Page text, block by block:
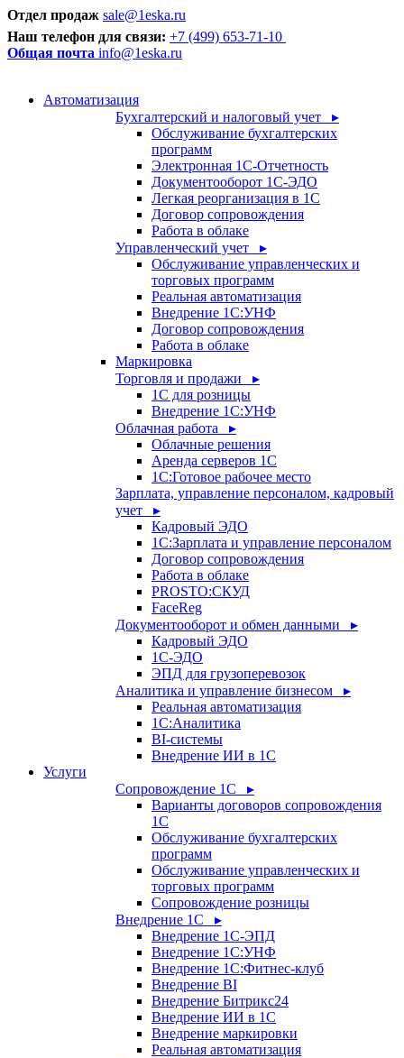
Отдел продаж sale@1eska.ru
Наш телефон для связи: +7 (499) 653-71-10
Общая почта info@1eska.ru
Автоматизация
Бухгалтерский и налоговый учет ▸
Обслуживание бухгалтерских
программ
Электронная 1С-Отчетность
Документооборот 1С-ЭДО
Легкая реорганизация в 1С
Договор сопровождения
Работа в облаке
Управленческий учет ▸
Обслуживание управленческих и
торговых программ
Реальная автоматизация
Внедрение 1С:УНФ
Договор сопровождения
Работа в облаке
Маркировка
Торговля и продажи ▸
1С для розницы
Внедрение 1С:УНФ
Облачная работа ▸
Облачные решения
Аренда серверов 1С
1C:Готовое рабочее место
Зарплата, управление персоналом, кадровый
учет ▸
Кадровый ЭДО
1С:Зарплата и управление персоналом
Договор сопровождения
Работа в облаке
PROSTO:СКУД
FaceReg
Документооборот и обмен данными ▸
Кадровый ЭДО
1С-ЭДО
ЭПД для грузоперевозок
Аналитика и управление бизнесом ▸
Реальная автоматизация
1С:Аналитика
BI-системы
Внедрение ИИ в 1С
Услуги
Сопровождение 1С ▸
Варианты договоров сопровождения
1С
Обслуживание бухгалтерских
программ
Обслуживание управленческих и
торговых программ
Сопровождение розницы
Внедрение 1С ▸
Внедрение 1С-ЭПД
Внедрение 1С:УНФ
Внедрение 1С:Фитнес-клуб
Внедрение BI
Внедрение Битрикс24
Внедрение ИИ в 1С
Внедрение маркировки
Реальная автоматизация